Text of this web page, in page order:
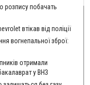
розпису побачать
втікав від поліції
вогнепальної зброї:
отримали
у ВНЗ